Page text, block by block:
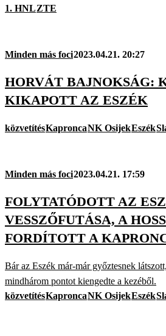
1. HNLZTE
Minden más foci2023.04.21. 20:27
HORVÁT BAJNOKSÁG:
KIKAPOTT AZ ESZÉK
közvetítésKaproncaNK OsijekEszék
Minden más foci2023.04.21. 17:59
FOLYTATÓDOTT AZ
VESSZŐFUTÁSA, A
FORDÍTOTT A
Bár az Eszék már-már győztesnek
mindhárom pontot kiengedte a kezéből.
közvetítésKaproncaNK OsijekEszék